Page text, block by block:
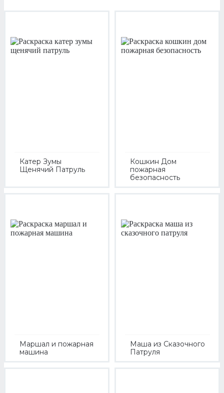
Катер Зумы
Щенячий Патруль
Кошкин Дом
пожарная
безопасность
Маршал и пожарная
машина
Маша из Сказочного
Патруля